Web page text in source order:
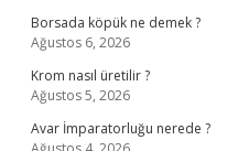
Borsada köpük ne demek ?
Ağustos 6, 2026
Krom nasıl üretilir ?
Ağustos 5, 2026
Avar İmparatorluğu nerede ?